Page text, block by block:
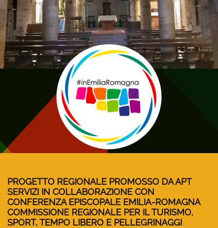
PROGETTO REGIONALE PROMOSSO DA APT
SERVIZI IN COLLABORAZIONE CON
CONFERENZA EPISCOPALE EMILIA-ROMAGNA
COMMISSIONE REGIONALE PER IL TURISMO,
SPORT, TEMPO LIBERO E PELLEGRINAGGI